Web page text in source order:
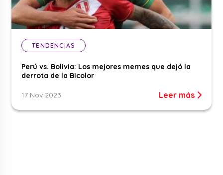
TENDENCIAS
Perú vs. Bolivia: Los mejores memes que dejó la
derrota de la Bicolor
17 Nov 2023 Leer más